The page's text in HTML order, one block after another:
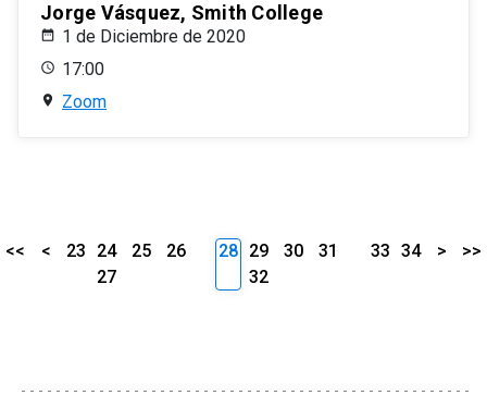
Jorge Vásquez, Smith College
1 de Diciembre de 2020
17:00
Zoom
<< < 23 24 25
26
27
28 29 30
31
32
33 34 > >>